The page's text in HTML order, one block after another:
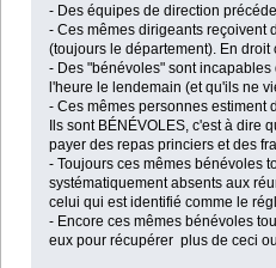
- Des équipes de direction
- Ces mêmes dirigeants reçoivent
(toujours le département). En
- Des "bénévoles" sont
l'heure le lendemain (et qu'ils ne
- Ces mêmes personnes
Ils sont BÉNÉVOLES, c'est à
payer des repas princiers et des
- Toujours ces mêmes bénévoles
systématiquement absents aux
celui qui est identifié comme le
- Encore ces mêmes bénévoles
eux pour récupérer plus de ceci